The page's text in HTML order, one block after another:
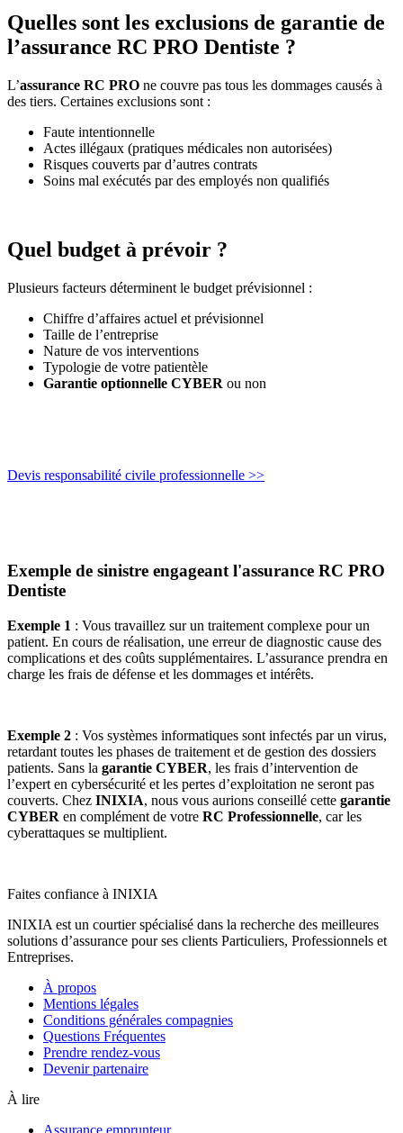
Quelles sont les exclusions de garantie de
l’assurance RC PRO Dentiste ?
L’assurance RC PRO ne couvre pas tous les dommages causés à
des tiers. Certaines exclusions sont :
Faute intentionnelle
Actes illégaux (pratiques médicales non autorisées)
Risques couverts par d’autres contrats
Soins mal exécutés par des employés non qualifiés
Quel budget à prévoir ?
Plusieurs facteurs déterminent le budget prévisionnel :
Chiffre d’affaires actuel et prévisionnel
Taille de l’entreprise
Nature de vos interventions
Typologie de votre patientèle
Garantie optionnelle CYBER ou non
Devis responsabilité civile professionnelle >>
Exemple de sinistre engageant l'assurance RC PRO
Dentiste
Exemple 1 : Vous travaillez sur un traitement complexe pour un
patient. En cours de réalisation, une erreur de diagnostic cause des
complications et des coûts supplémentaires. L’assurance prendra en
charge les frais de défense et les dommages et intérêts.
Exemple 2 : Vos systèmes informatiques sont infectés par un virus,
retardant toutes les phases de traitement et de gestion des dossiers
patients. Sans la garantie CYBER, les frais d’intervention de
l’expert en cybersécurité et les pertes d’exploitation ne seront pas
couverts. Chez INIXIA, nous vous aurions conseillé cette garantie
CYBER en complément de votre RC Professionnelle, car les
cyberattaques se multiplient.
Faites confiance à INIXIA
INIXIA est un courtier spécialisé dans la recherche des meilleures
solutions d’assurance pour ses clients Particuliers, Professionnels et
Entreprises.
À propos
Mentions légales
Conditions générales compagnies
Questions Fréquentes
Prendre rendez-vous
Devenir partenaire
À lire
Assurance emprunteur